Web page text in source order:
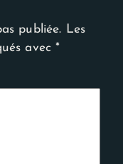
publiée. Les
avec*